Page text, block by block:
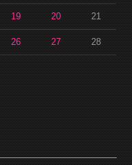
19 20 21
26 27 28